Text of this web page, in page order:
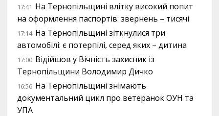
17:41 На Тернопільщині влітку високий попит
на оформлення паспортів: звернень – тисячі
17:14 На Тернопільщині зіткнулися три
автомобілі: є потерпілі, серед яких – дитина
17:00 Відійшов у Вічність захисник із
Тернопільщини Володимир Дичко
16:56 На Тернопільщині знімають
документальний цикл про ветеранок ОУН та
УПА